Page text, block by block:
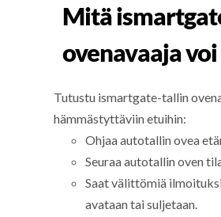
Mitä
ovenavaaja
Tutustu ismartgate-tallin
hämmästyttäviin etuihin:
Ohjaa autotallin ovea
Seuraa autotallin oven
Saat välittömiä
avataan tai suljetaan.